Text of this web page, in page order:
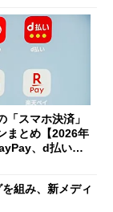
「スマホ決済」
まとめ【2026年
、d払い、a
組み、新メディ